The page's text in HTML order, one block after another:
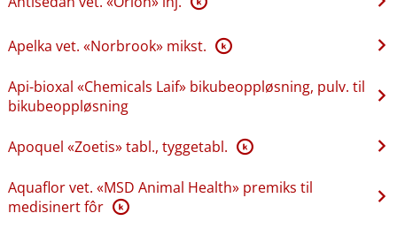
Apelka vet. «Norbrook» mikst. K
Api-bioxal «Chemicals Laif» bikubeoppløsning, pulv. til
bikubeoppløsning
Apoquel «Zoetis» tabl., tyggetabl. K
Aquaflor vet. «MSD Animal Health» premiks til
medisinert fôr K